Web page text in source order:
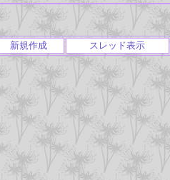
新規作成 スレッド表示